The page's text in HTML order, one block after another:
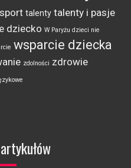
sport talenty talenty i pasje
dziecko W Paryżu dzieci nie
wsparcie dziecka
zdolności zdrowie